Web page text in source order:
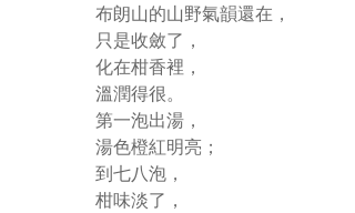
布朗山的山野氣韻還在，
只是收斂了，
化在柑香裡，
溫潤得很。
第一泡出湯，
湯色橙紅明亮；
到七八泡，
柑味淡了，